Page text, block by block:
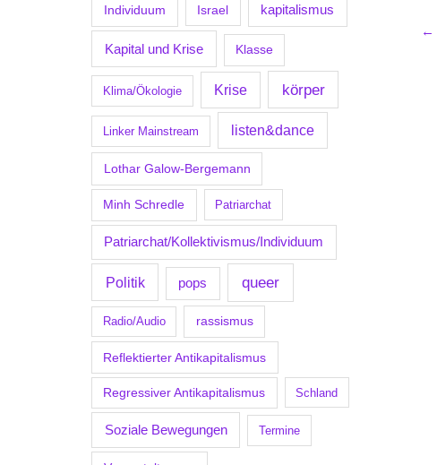
Individuum Israel kapitalismus
Kapital und Krise Klasse
Klima/Ökologie Krise körper
Linker Mainstream listen&dance
Lothar Galow-Bergemann
Minh Schredle Patriarchat
Patriarchat/Kollektivismus/Individuum
Politik pops queer
Radio/Audio rassismus
Reflektierter Antikapitalismus
Regressiver Antikapitalismus Schland
Soziale Bewegungen Termine
←